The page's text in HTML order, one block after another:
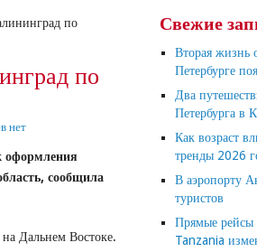
по
по
нет
оформления
сообщила
на Дальнем Востоке.
Свежие
Вторая жизнь
Петербурге
Два
Петербурга в
Как возраст
тренды 2026
В аэропорту
туристов
Прямые рейсы
Tanzania